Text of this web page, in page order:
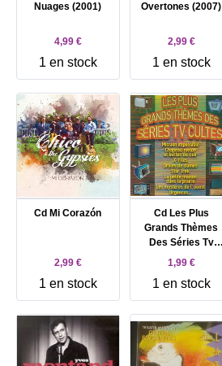
Nuages (2001)
4,99 €
1 en stock
Overtones (2007)
2,99 €
1 en stock
Cd Mi Corazón
2,99 €
1 en stock
Cd Les Plus
Grands Thèmes
Des Séries Tv
Cultes (2001)
1,99 €
1 en stock